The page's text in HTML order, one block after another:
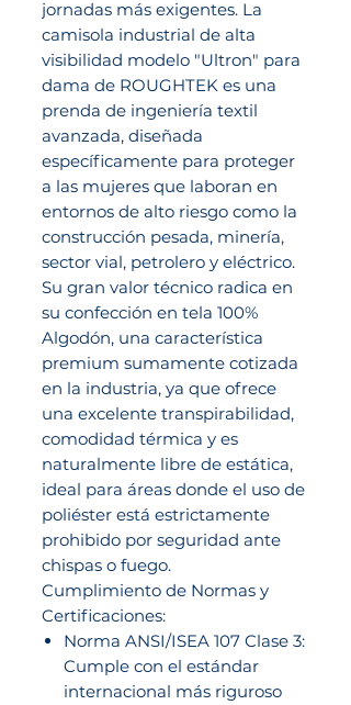
jornadas más exigentes. La
camisola industrial de alta
visibilidad modelo "Ultron" para
dama de ROUGHTEK es una
prenda de ingeniería textil
avanzada, diseñada
específicamente para proteger
a las mujeres que laboran en
entornos de alto riesgo como la
construcción pesada, minería,
sector vial, petrolero y eléctrico.
Su gran valor técnico radica en
su confección en tela 100%
Algodón, una característica
premium sumamente cotizada
en la industria, ya que ofrece
una excelente transpirabilidad,
comodidad térmica y es
naturalmente libre de estática,
ideal para áreas donde el uso de
poliéster está estrictamente
prohibido por seguridad ante
chispas o fuego.
Cumplimiento de Normas y
Certificaciones:
Norma ANSI/ISEA 107 Clase 3:
Cumple con el estándar
internacional más riguroso